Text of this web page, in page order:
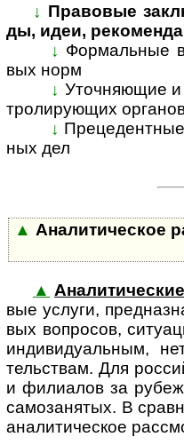
↓ Правовые
ды, идеи,
↓ Формальные
вых норм
↓ Уточняющие
т­ро­ли­ру­ю­щих
↓
ных дел
▲ Аналитическое
▲
вые ус­лу­ги,
вых воп­ро­сов,
инди­ви­ду­аль­ным,
тель­ствам. Для
и фили­а­лов за
само­за­ня­тых. В
ана­ли­ти­чес­кое